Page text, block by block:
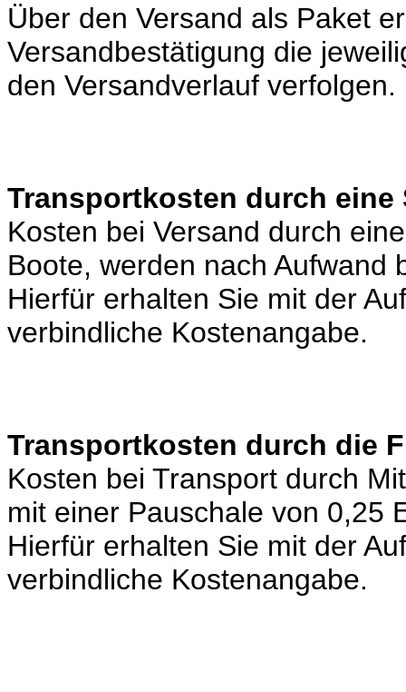
Über den Versand als Paket
Versandbestätigung die
den Versandverlauf verfolgen.
Transportkosten durch eine
Kosten bei Versand durch
Boote, werden nach Aufwand
Hierfür erhalten Sie mit der
verbindliche Kostenangabe.
Transportkosten durch die
Kosten bei Transport durch
mit einer Pauschale von 0,25
Hierfür erhalten Sie mit der
verbindliche Kostenangabe.